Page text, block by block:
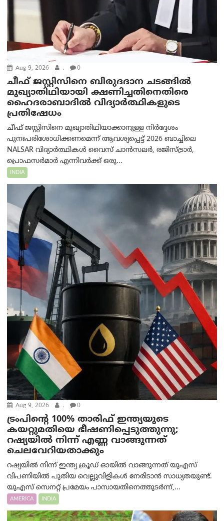
Aug 9, 2026 . 0
ചീഫ് ജസ്റ്റിസിനെ ബിരുദദാന ചടങ്ങില്‍
മുഖ്യാതിഥിയായി ക്ഷണിച്ചതിനെതിരെ
ഹൈദരാബാദില്‍ വിദ്യാർത്ഥികളുടെ
പ്രതിഷേധം
ചീഫ് ജസ്റ്റിസിനെ മുഖ്യാതിഥിയാക്കാനുള്ള നിർദ്ദേശം
പുനഃപരിശോധിക്കണമെന്ന് ആവശ്യപ്പെട്ട് 2026 ബാച്ചിലെ
NALSAR വിദ്യാർത്ഥികൾ വൈസ് ചാൻസലർ, രജിസ്ട്രാർ,
പ്രൊഫസർമാർ എന്നിവർക്ക് ഒരു...
INDIA
Aug 9, 2026 . 0
ട്രം‌പിന്റെ 100% താരിഫ് ഇന്ത്യയുടെ
കയറ്റുമതിയെ ഭീഷണിപ്പെടുത്തുന്നു;
റഷ്യയിൽ നിന്ന് എണ്ണ വാങ്ങുന്നത്
ചെലവേറിയതാക്കും
റഷ്യയിൽ നിന്ന് ഇന്ത്യ ക്രൂഡ് ഓയിൽ വാങ്ങുന്നത് യുഎസ്
വിപണിയിൽ പുതിയ വെല്ലുവിളികൾ നേരിടാൻ സാധ്യതയുണ്ട്.
യുഎസ് സെനറ്റ് പ്രമേയം പാസായതിനെത്തുടർന്ന്,...
AMERICA INDIA